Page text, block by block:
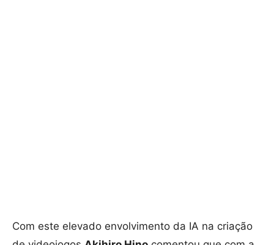
Com este elevado envolvimento da IA na criação